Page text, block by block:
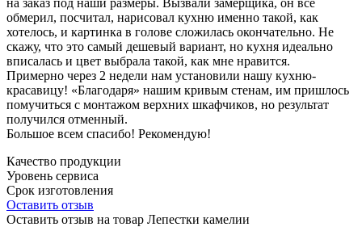
обмерил, посчитал, нарисовал кухню именно такой, как
хотелось, и картинка в голове сложилась окончательно. Не
скажу, что это самый дешевый вариант, но кухня идеально
вписалась и цвет выбрала такой, как мне нравится.
Примерно через 2 недели нам установили нашу кухню-
красавицу! «Благодаря» нашим кривым стенам, им пришлось
помучиться с монтажом верхних шкафчиков, но результат
получился отменный.
Большое всем спасибо! Рекомендую!
Качество продукции
Уровень сервиса
Срок изготовления
Оставить отзыв
Оставить отзыв на товар Лепестки камелии